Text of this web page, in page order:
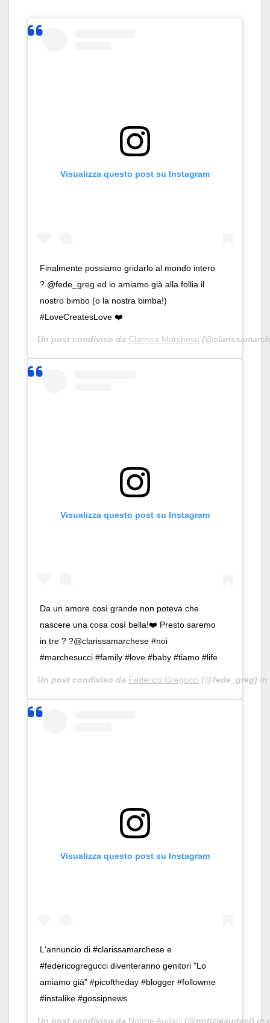
Visualizza questo post su Instagram
Finalmente possiamo gridarlo al mondo intero
? @fede_greg ed io amiamo già alla follia il
nostro bimbo (o la nostra bimba!)
#LoveCreatesLove ❤️
Un post condiviso da Clarissa Marchese
Visualizza questo post su Instagram
Da un amore così grande non poteva che
nascere una cosa così bella!❤️ Presto saremo
in tre ? ?@clarissamarchese #noi
#marchesucci #family #love #baby #tiamo #life
Un post condiviso da Federico Gregucci (@fede_greg)
Visualizza questo post su Instagram
L'annuncio di #clarissamarchese e
#federicogregucci diventeranno genitori "Lo
amiamo già" #picoftheday #blogger #followme
#instalike #gossipnews
Un post condiviso da Notizie Audaci (@notizieaudaci) in